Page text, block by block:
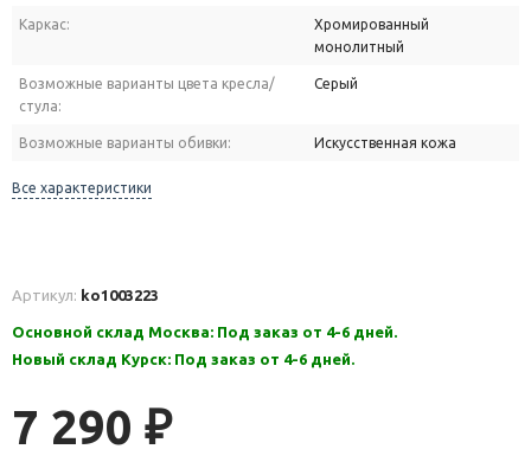
Каркас:
Хромированный
монолитный
Возможные варианты цвета кресла/
стула:
Серый
Возможные варианты обивки: Искусственная кожа
Все характеристики
Артикул: ko1003223
Основной склад Москва: Под заказ от 4-6 дней.
Новый склад Курск: Под заказ от 4-6 дней.
7 290 ₽